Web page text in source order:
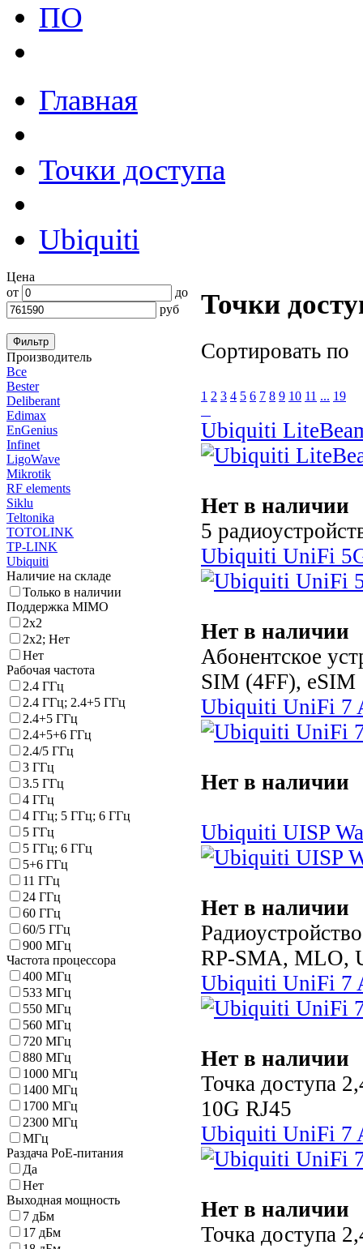
ПО
Главная
Точки доступа
Ubiquiti
Цена
от
до
руб
Производитель
Все
Bester
Deliberant
Edimax
EnGenius
Infinet
LigoWave
Mikrotik
RF elements
Siklu
Teltonika
TOTOLINK
TP-LINK
Ubiquiti
Наличие на складе
Только в наличии
Поддержка MIMO
2x2
2x2; Нет
Нет
Рабочая частота
2.4 ГГц
2.4 ГГц; 2.4+5 ГГц
2.4+5 ГГц
2.4+5+6 ГГц
2.4/5 ГГц
3 ГГц
3.5 ГГц
4 ГГц
4 ГГц; 5 ГГц; 6 ГГц
5 ГГц
5 ГГц; 6 ГГц
5+6 ГГц
11 ГГц
24 ГГц
60 ГГц
60/5 ГГц
900 МГц
Частота процессора
400 МГц
533 МГц
550 МГц
560 МГц
720 МГц
880 МГц
1000 МГц
1400 МГц
1700 МГц
2300 МГц
МГц
Раздача PoE-питания
Да
Нет
Выходная мощность
7 дБм
17 дБм
Точки
Сортировать по
1 2 3 4 5 6 7 8 9 10 11 ... 19
Ubiquiti
Нет в наличии
5
Ubiquiti UniFi
Нет в наличии
Абонентское
SIM (4FF), eSIM
Ubiquiti UniFi 7
Нет в наличии
Ubiquiti UISP
Нет в наличии
RP-SMA, MLO,
Ubiquiti UniFi 7
Нет в наличии
Точка доступа
10G RJ45
Ubiquiti UniFi 7
Нет в наличии
Точка доступа